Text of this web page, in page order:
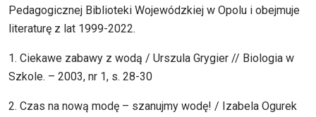
Pedagogicznej Biblioteki Wojewódzkiej w Opolu i obejmuje
literaturę z lat 1999-2022.
1. Ciekawe zabawy z wodą / Urszula Grygier // Biologia w
Szkole. – 2003, nr 1, s. 28-30
2. Czas na nową modę – szanujmy wodę! / Izabela Ogurek